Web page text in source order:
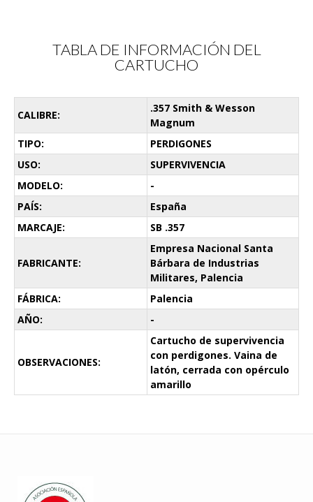
TABLA DE INFORMACIÓN DEL
CARTUCHO
CALIBRE:
.357 Smith & Wesson
Magnum
TIPO:
PERDIGONES
USO:
SUPERVIVENCIA
MODELO:
-
PAÍS:
España
MARCAJE:
SB .357
FABRICANTE:
Empresa Nacional Santa
Bárbara de Industrias
Militares, Palencia
FÁBRICA:
Palencia
AÑO:
-
OBSERVACIONES:
Cartucho de supervivencia
con perdigones. Vaina de
latón, cerrada con opérculo
amarillo